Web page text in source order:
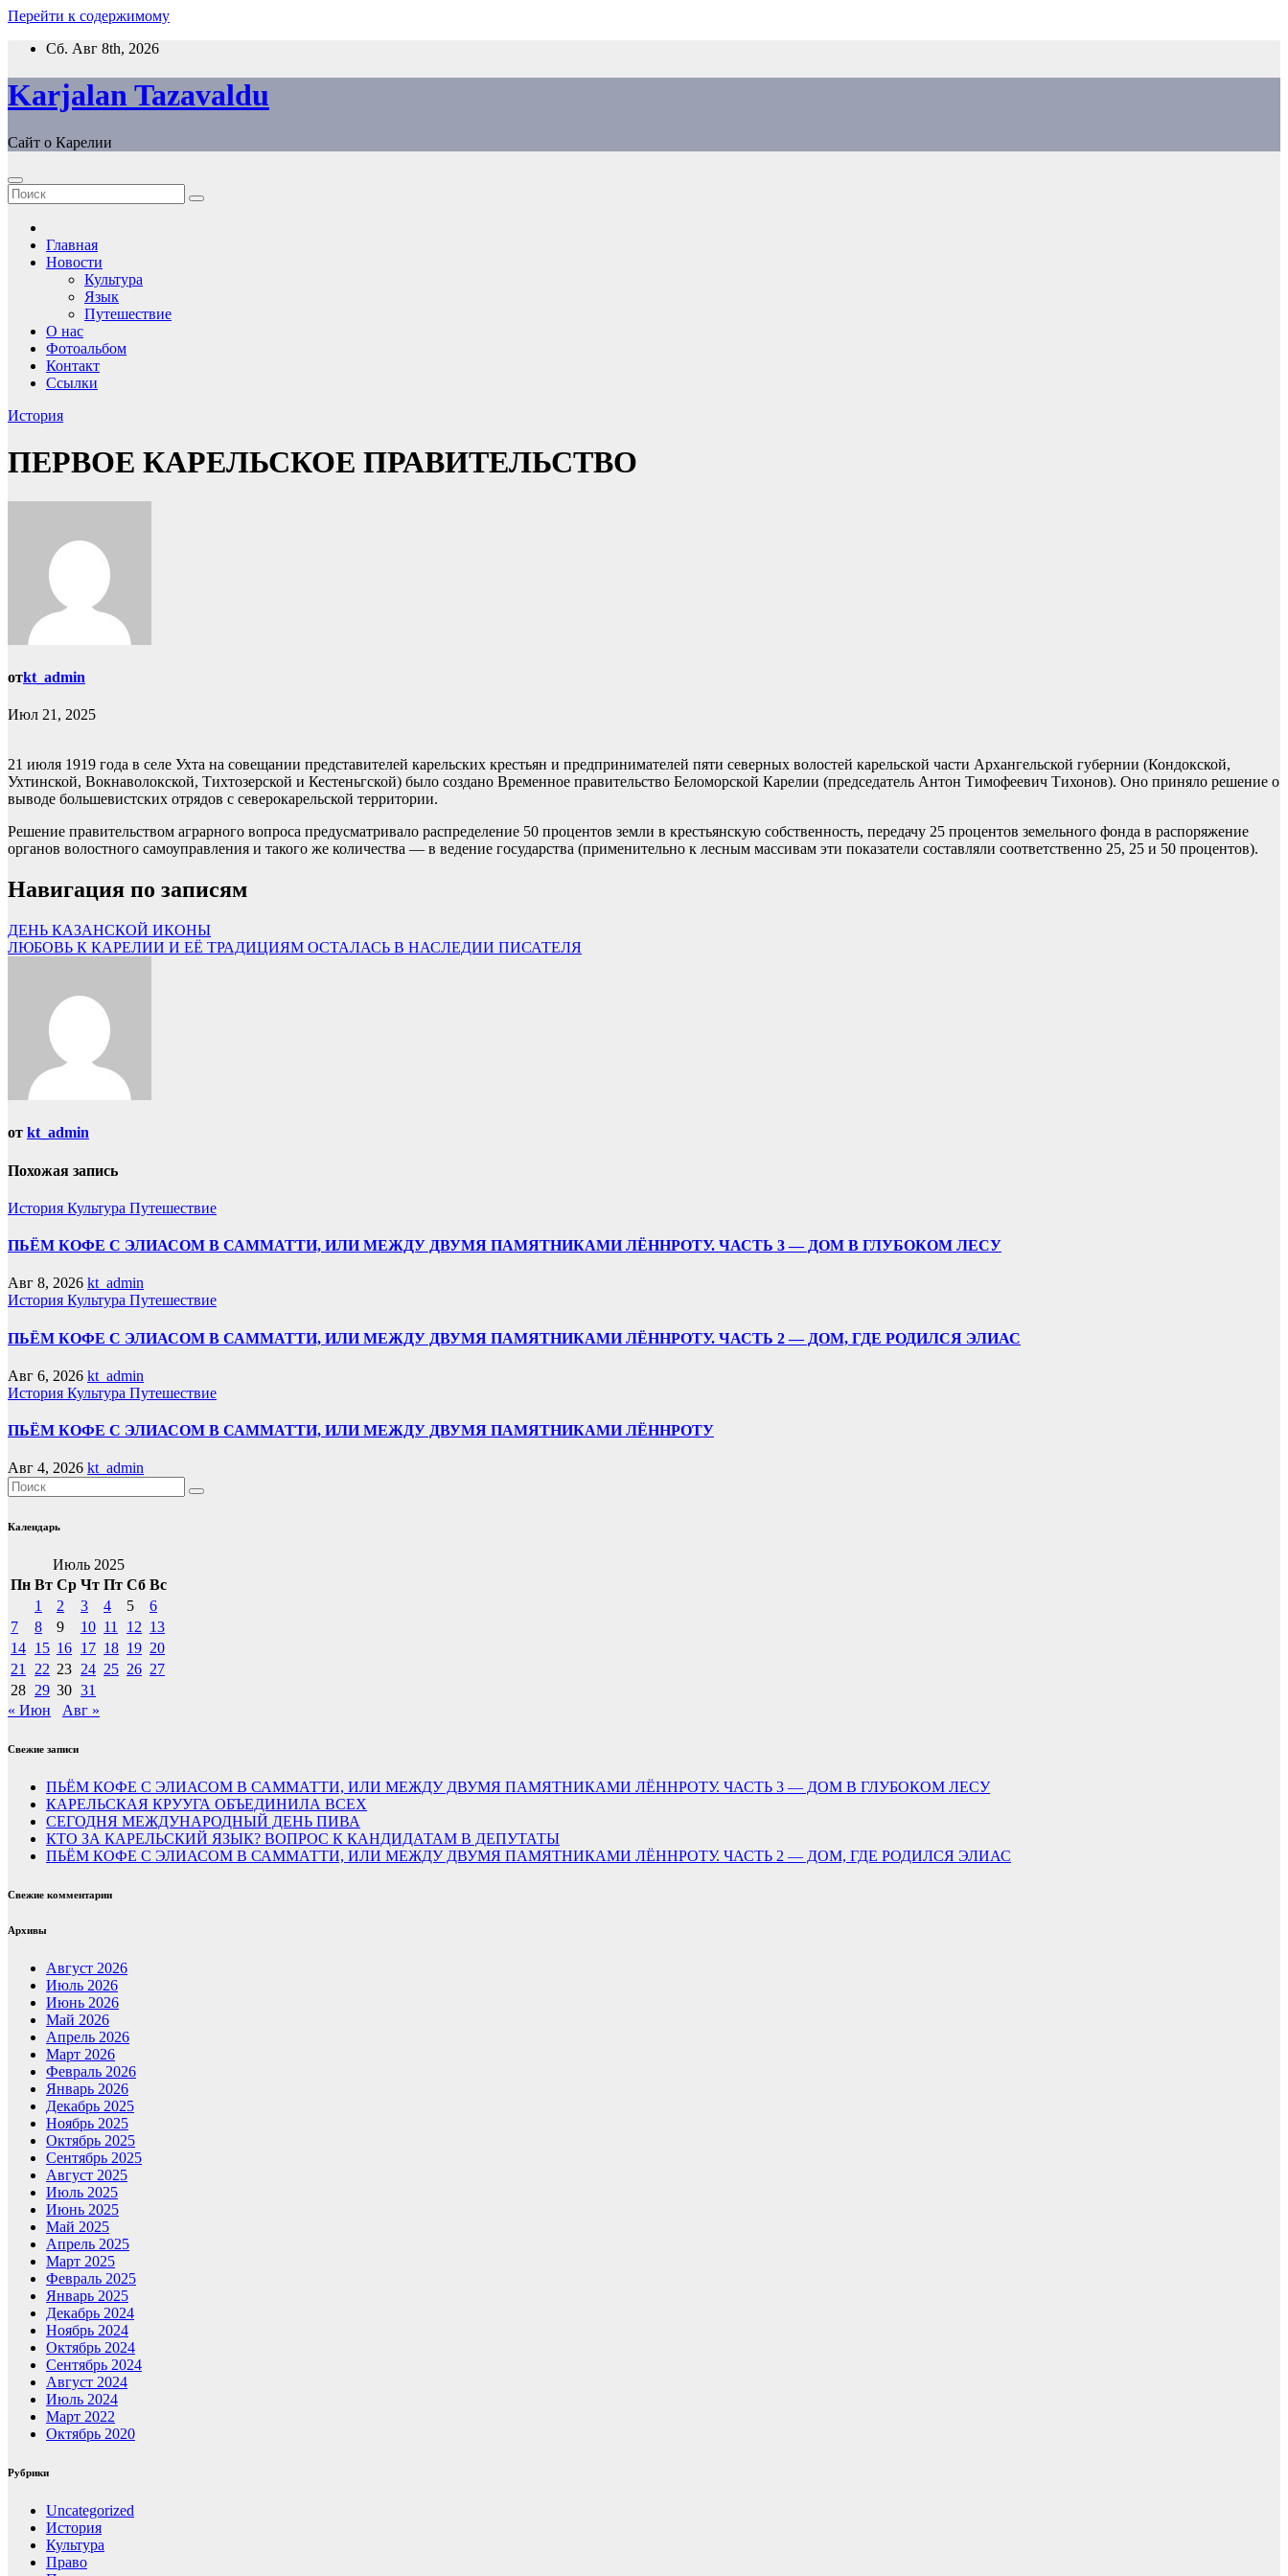
Перейти к содержимому
Сб. Авг 8th, 2026
Karjalan Tazavaldu
Сайт о Карелии
Главная
Новости
Культура
Язык
Путешествие
О нас
Фотоальбом
Контакт
Ссылки
История
ПЕРВОЕ КАРЕЛЬСКОЕ ПРАВИТЕЛЬСТВО
отkt_admin
Июл 21, 2025
21 июля 1919 года в селе Ухта на совещании представителей карельских крестьян и предпринимателей пяти северных волостей карельской части Архангельской губернии (Кондокской,
Ухтинской, Вокнаволокской, Тихтозерской и Кестеньгской) было создано Временное правительство Беломорской Карелии (председатель Антон Тимофеевич Тихонов). Оно приняло решение о
выводе большевистских отрядов с северокарельской территории.
Решение правительством аграрного вопроса предусматривало распределение 50 процентов земли в крестьянскую собственность, передачу 25 процентов земельного фонда в распоряжение
органов волостного самоуправления и такого же количества — в ведение государства (применительно к лесным массивам эти показатели составляли соответственно 25, 25 и 50 процентов).
Навигация по записям
ДЕНЬ КАЗАНСКОЙ ИКОНЫ
ЛЮБОВЬ К КАРЕЛИИ И ЕЁ ТРАДИЦИЯМ ОСТАЛАСЬ В НАСЛЕДИИ ПИСАТЕЛЯ
от kt_admin
Похожая запись
История Культура Путешествие
ПЬЁМ КОФЕ С ЭЛИАСОМ В САММАТТИ, ИЛИ МЕЖДУ ДВУМЯ ПАМЯТНИКАМИ ЛЁННРОТУ. ЧАСТЬ 3 — ДОМ В ГЛУБОКОМ ЛЕСУ
Авг 8, 2026 kt_admin
История Культура Путешествие
ПЬЁМ КОФЕ С ЭЛИАСОМ В САММАТТИ, ИЛИ МЕЖДУ ДВУМЯ ПАМЯТНИКАМИ ЛЁННРОТУ. ЧАСТЬ 2 — ДОМ, ГДЕ РОДИЛСЯ ЭЛИАС
Авг 6, 2026 kt_admin
История Культура Путешествие
ПЬЁМ КОФЕ С ЭЛИАСОМ В САММАТТИ, ИЛИ МЕЖДУ ДВУМЯ ПАМЯТНИКАМИ ЛЁННРОТУ
Авг 4, 2026 kt_admin
Календарь
Июль 2025
Пн Вт Ср Чт Пт Сб Вс
1
2 3 4 5
6
7
8 9 10 11 12 13
14 15 16 17 18 19 20
21 22 23 24 25 26 27
28 29 30 31
« Июн
Авг »
Свежие записи
ПЬЁМ КОФЕ С ЭЛИАСОМ В САММАТТИ, ИЛИ МЕЖДУ ДВУМЯ ПАМЯТНИКАМИ ЛЁННРОТУ. ЧАСТЬ 3 — ДОМ В ГЛУБОКОМ ЛЕСУ
КАРЕЛЬСКАЯ КРУУГА ОБЪЕДИНИЛА ВСЕХ
СЕГОДНЯ МЕЖДУНАРОДНЫЙ ДЕНЬ ПИВА
КТО ЗА КАРЕЛЬСКИЙ ЯЗЫК? ВОПРОС К КАНДИДАТАМ В ДЕПУТАТЫ
ПЬЁМ КОФЕ С ЭЛИАСОМ В САММАТТИ, ИЛИ МЕЖДУ ДВУМЯ ПАМЯТНИКАМИ ЛЁННРОТУ. ЧАСТЬ 2 — ДОМ, ГДЕ РОДИЛСЯ ЭЛИАС
Свежие комментарии
Архивы
Август 2026
Июль 2026
Июнь 2026
Май 2026
Апрель 2026
Март 2026
Февраль 2026
Январь 2026
Декабрь 2025
Ноябрь 2025
Октябрь 2025
Сентябрь 2025
Август 2025
Июль 2025
Июнь 2025
Май 2025
Апрель 2025
Март 2025
Февраль 2025
Январь 2025
Декабрь 2024
Ноябрь 2024
Октябрь 2024
Сентябрь 2024
Август 2024
Июль 2024
Март 2022
Октябрь 2020
Рубрики
Uncategorized
История
Культура
Право